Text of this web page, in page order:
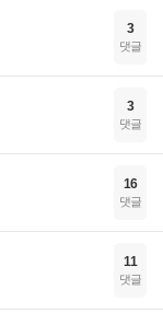
3
댓글
3
댓글
16
댓글
11
댓글